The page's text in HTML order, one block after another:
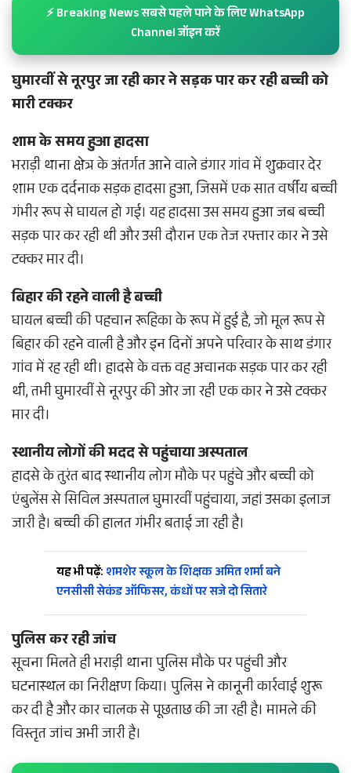
⚡ Breaking News सबसे पहले पाने के लिए WhatsApp
Channel जॉइन करें
घुमारवीं से नूरपुर जा रही कार ने सड़क पार कर रही बच्ची को
मारी टक्कर
शाम के समय हुआ हादसा
भराड़ी थाना क्षेत्र के अंतर्गत आने वाले डंगार गांव में शुक्रवार देर
शाम एक दर्दनाक सड़क हादसा हुआ, जिसमें एक सात वर्षीय बच्ची
गंभीर रूप से घायल हो गई। यह हादसा उस समय हुआ जब बच्ची
सड़क पार कर रही थी और उसी दौरान एक तेज रफ्तार कार ने उसे
टक्कर मार दी।
बिहार की रहने वाली है बच्ची
घायल बच्ची की पहचान रूहिका के रूप में हुई है, जो मूल रूप से
बिहार की रहने वाली है और इन दिनों अपने परिवार के साथ डंगार
गांव में रह रही थी। हादसे के वक्त वह अचानक सड़क पार कर रही
थी, तभी घुमारवीं से नूरपुर की ओर जा रही एक कार ने उसे टक्कर
मार दी।
स्थानीय लोगों की मदद से पहुंचाया अस्पताल
हादसे के तुरंत बाद स्थानीय लोग मौके पर पहुंचे और बच्ची को
एंबुलेंस से सिविल अस्पताल घुमारवीं पहुंचाया, जहां उसका इलाज
जारी है। बच्ची की हालत गंभीर बताई जा रही है।
यह भी पढ़ें: शमशेर स्कूल के शिक्षक अमित शर्मा बने
एनसीसी सेकंड ऑफिसर, कंधों पर सजे दो सितारे
पुलिस कर रही जांच
सूचना मिलते ही भराड़ी थाना पुलिस मौके पर पहुंची और
घटनास्थल का निरीक्षण किया। पुलिस ने कानूनी कार्रवाई शुरू
कर दी है और कार चालक से पूछताछ की जा रही है। मामले की
विस्तृत जांच अभी जारी है।